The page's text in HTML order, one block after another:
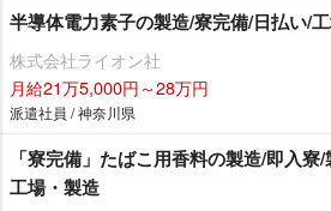
半導体電力素子の製造/寮完備/日払い/
株式会社ライオン社
月給21万5,000円～28万円
派遣社員 / 神奈川県
「寮完備」たばこ用香料の製造/即入
工場・製造